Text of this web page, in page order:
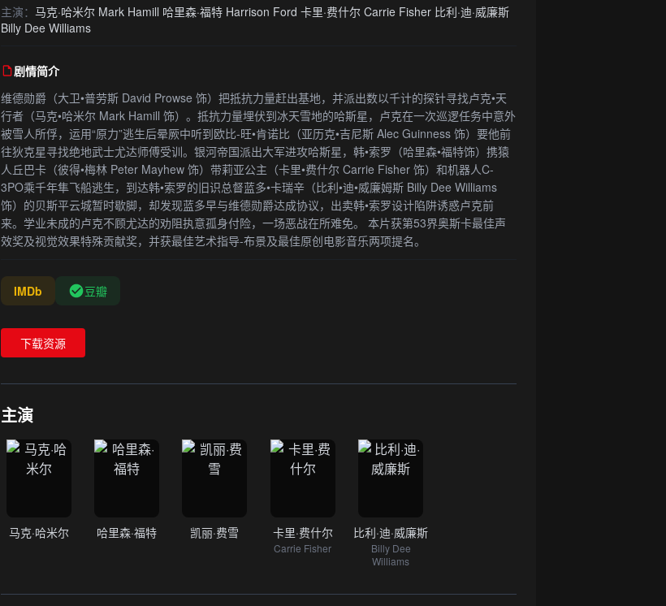
主演：马克·哈米尔 Mark Hamill 哈里森·福特 Harrison Ford 卡里·费什尔 Carrie Fisher 比利·迪·威廉斯
Billy Dee Williams
剧情简介
维德勋爵（大卫•普劳斯 David Prowse 饰）把抵抗力量赶出基地，并派出数以千计的探针寻找卢克•天
行者（马克•哈米尔 Mark Hamill 饰）。抵抗力量埋伏到冰天雪地的哈斯星，卢克在一次巡逻任务中意外
被雪人所俘，运用“原力”逃生后晕厥中听到欧比-旺•肯诺比（亚历克•吉尼斯 Alec Guinness 饰）要他前
往狄克星寻找绝地武士尤达师傅受训。银河帝国派出大军进攻哈斯星，韩•索罗（哈里森•福特饰）携猿
人丘巴卡（彼得•梅林 Peter Mayhew 饰）带莉亚公主（卡里•费什尔 Carrie Fisher 饰）和机器人C-
3PO乘千年隼飞船逃生，到达韩•索罗的旧识总督蓝多•卡瑞辛（比利•迪•威廉姆斯 Billy Dee Williams
饰）的贝斯平云城暂时歇脚，却发现蓝多早与维德勋爵达成协议，出卖韩•索罗设计陷阱诱惑卢克前
来。学业未成的卢克不顾尤达的劝阻执意孤身付险，一场恶战在所难免。 本片获第53界奥斯卡最佳声
效奖及视觉效果特殊贡献奖，并获最佳艺术指导-布景及最佳原创电影音乐两项提名。
IMDb 豆瓣
下载资源
主演
马克·哈米尔 哈里森·福特 凯丽·费雪 卡里·费什尔
Carrie Fisher
比利·迪·威廉斯
Billy Dee
Williams